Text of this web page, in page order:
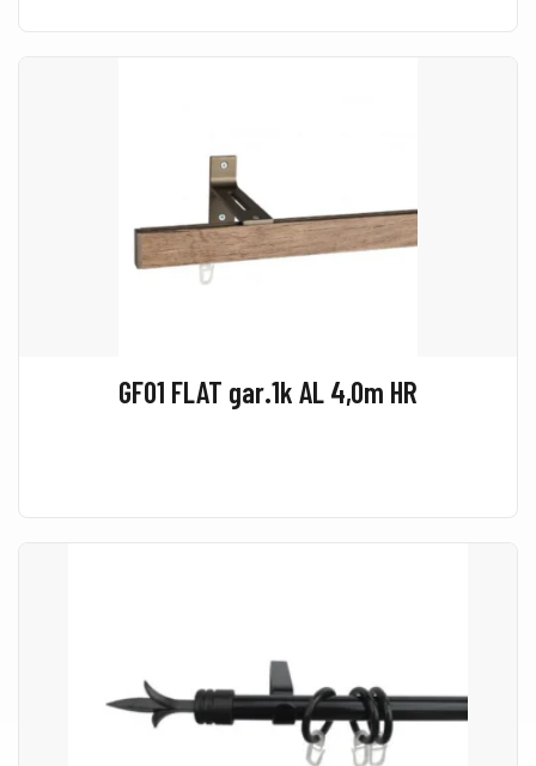
GF01 FLAT gar.1k AL 4,0m HR